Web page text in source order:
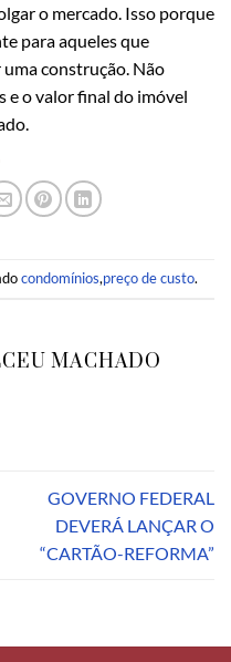
o mercado. Isso porque
para aqueles que
construção. Não
e o valor final do imóvel
condomínios,preço de custo.
MACHADO
GOVERNO FEDERAL
DEVERÁ LANÇAR O
“CARTÃO-REFORMA”